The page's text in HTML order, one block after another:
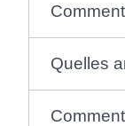
Quelles